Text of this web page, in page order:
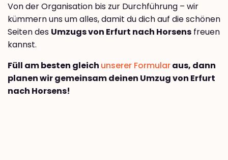
Von der Organisation bis zur Durchführung – wir
kümmern uns um alles, damit du dich auf die schönen
Seiten des Umzugs von Erfurt nach Horsens freuen
kannst.
Füll am besten gleich unserer Formularaus, dann
planen wir gemeinsam deinen Umzug von Erfurt
nach Horsens!